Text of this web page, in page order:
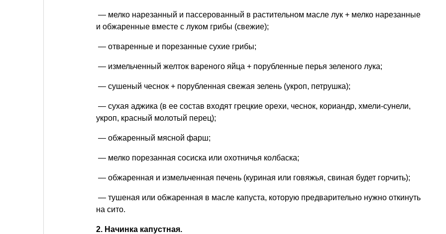
— мелко нарезанный и пассерованный в растительном масле лук + мелко нарезанные
и обжаренные вместе с луком грибы (свежие);
— отваренные и порезанные сухие грибы;
— измельченный желток вареного яйца + порубленные перья зеленого лука;
— сушеный чеснок + порубленная свежая зелень (укроп, петрушка);
— сухая аджика (в ее состав входят грецкие орехи, чеснок, кориандр, хмели-сунели,
укроп, красный молотый перец);
— обжаренный мясной фарш;
— мелко порезанная сосиска или охотничья колбаска;
— обжаренная и измельченная печень (куриная или говяжья, свиная будет горчить);
— тушеная или обжаренная в масле капуста, которую предварительно нужно откинуть
на сито.
2. Начинка капустная.